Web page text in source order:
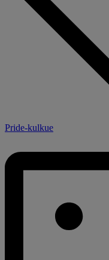
Pride-kulkue